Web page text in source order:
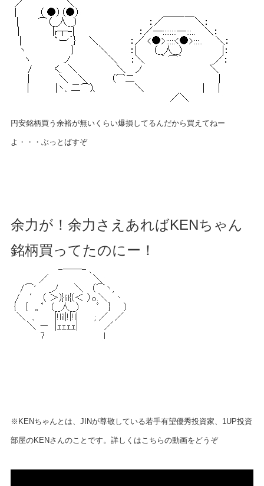
円安銘柄買う余裕が無いくらい爆損してるんだから買えてねー
よ・・・ぶっとばすぞ
余力が！余力さえあればKENちゃん
銘柄買ってたのにー！
※KENちゃんとは、JINが尊敬している若手有望優秀投資家、1UP投資
部屋のKENさんのことです。詳しくはこちらの動画をどうぞ